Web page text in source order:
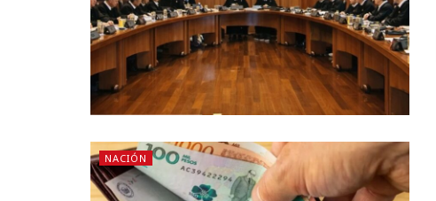
NACIÓN